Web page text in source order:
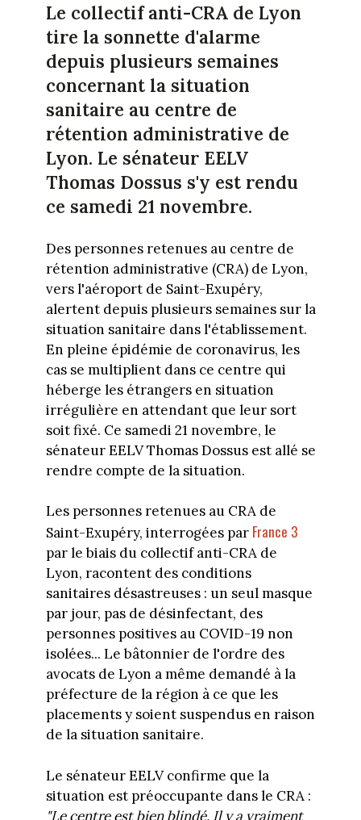
Le collectif anti-CRA de Lyon
tire la sonnette d'alarme
depuis plusieurs semaines
concernant la situation
sanitaire au centre de
rétention administrative de
Lyon. Le sénateur EELV
Thomas Dossus s'y est rendu
ce samedi 21 novembre.
Des personnes retenues au centre de
rétention administrative (CRA) de Lyon,
vers l'aéroport de Saint-Exupéry,
alertent depuis plusieurs semaines sur la
situation sanitaire dans l'établissement.
En pleine épidémie de coronavirus, les
cas se multiplient dans ce centre qui
héberge les étrangers en situation
irrégulière en attendant que leur sort
soit fixé. Ce samedi 21 novembre, le
sénateur EELV Thomas Dossus est allé se
rendre compte de la situation.
Les personnes retenues au CRA de
Saint-Exupéry, interrogées par France 3
par le biais du collectif anti-CRA de
Lyon, racontent des conditions
sanitaires désastreuses : un seul masque
par jour, pas de désinfectant, des
personnes positives au COVID-19 non
isolées... Le bâtonnier de l'ordre des
avocats de Lyon a même demandé à la
préfecture de la région à ce que les
placements y soient suspendus en raison
de la situation sanitaire.
Le sénateur EELV confirme que la
situation est préoccupante dans le CRA :
"Le centre est bien blindé. Il y a vraiment